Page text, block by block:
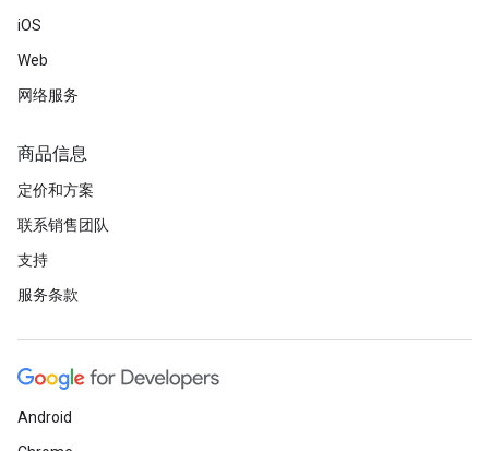
iOS
Web
网络服务
商品信息
定价和方案
联系销售团队
支持
服务条款
Android